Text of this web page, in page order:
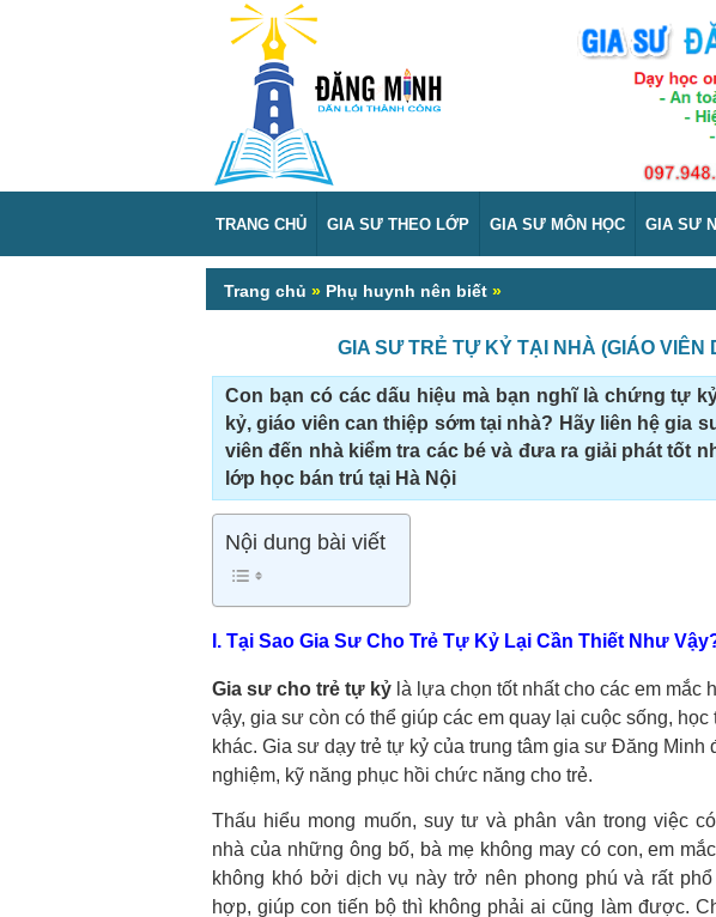
TRANG CHỦ GIA SƯ THEO LỚP GIA SƯ MÔN HỌC GIA SƯ
Trang chủ » Phụ huynh nên biết »
GIA SƯ TRẺ TỰ KỶ TẠI NHÀ (GIÁO VIÊN
Con bạn có các dấu hiệu mà bạn nghĩ là chứng tự
kỷ, giáo viên can thiệp sớm tại nhà? Hãy liên hệ gia
viên đến nhà kiểm tra các bé và đưa ra giải phát tốt
lớp học bán trú tại Hà Nội
Nội dung bài viết
I. Tại Sao Gia Sư Cho Trẻ Tự Kỷ Lại Cần Thiết Như
Gia sư cho trẻ tự kỷ là lựa chọn tốt nhất cho các em mắc
vậy, gia sư còn có thể giúp các em quay lại cuộc sống,
khác. Gia sư dạy trẻ tự kỷ của trung tâm gia sư Đăng Minh
nghiệm, kỹ năng phục hồi chức năng cho trẻ.
Thấu hiểu mong muốn, suy tư và phân vân trong việc
nhà của những ông bố, bà mẹ không may có con, em
không khó bởi dịch vụ này trở nên phong phú và rất
hợp, giúp con tiến bộ thì không phải ai cũng làm được.